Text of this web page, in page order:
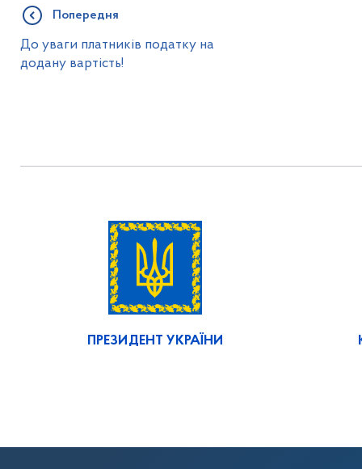
Попередня
До уваги платників податку на
додану вартість!
ПРЕЗИДЕНТ УКРАЇНИ